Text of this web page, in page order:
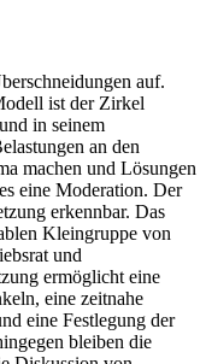
auf.
ist der Zirkel
in seinem
an den
machen und Lösungen
eine Moderation. Der
erkennbar. Das
Kleingruppe von
und
ermöglicht eine
eine zeitnahe
eine Festlegung der
bleiben die